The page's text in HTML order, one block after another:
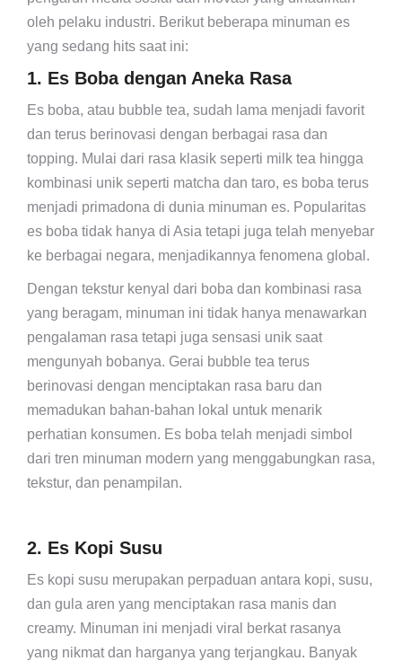
oleh pelaku industri. Berikut beberapa minuman es
yang sedang hits saat ini:
1. Es Boba dengan Aneka Rasa
Es boba, atau bubble tea, sudah lama menjadi favorit
dan terus berinovasi dengan berbagai rasa dan
topping. Mulai dari rasa klasik seperti milk tea hingga
kombinasi unik seperti matcha dan taro, es boba terus
menjadi primadona di dunia minuman es. Popularitas
es boba tidak hanya di Asia tetapi juga telah menyebar
ke berbagai negara, menjadikannya fenomena global.
Dengan tekstur kenyal dari boba dan kombinasi rasa
yang beragam, minuman ini tidak hanya menawarkan
pengalaman rasa tetapi juga sensasi unik saat
mengunyah bobanya. Gerai bubble tea terus
berinovasi dengan menciptakan rasa baru dan
memadukan bahan-bahan lokal untuk menarik
perhatian konsumen. Es boba telah menjadi simbol
dari tren minuman modern yang menggabungkan rasa,
tekstur, dan penampilan.
2. Es Kopi Susu
Es kopi susu merupakan perpaduan antara kopi, susu,
dan gula aren yang menciptakan rasa manis dan
creamy. Minuman ini menjadi viral berkat rasanya
yang nikmat dan harganya yang terjangkau. Banyak